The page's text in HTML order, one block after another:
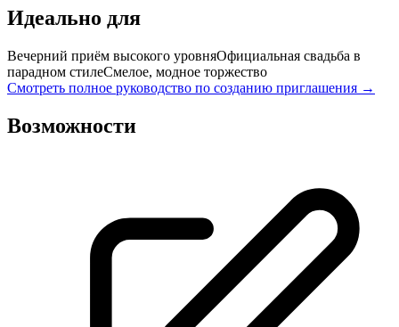
Идеально для
Вечерний приём высокого уровняОфициальная свадьба в
парадном стилеСмелое, модное торжество
Смотреть полное руководство по созданию приглашения →
Возможности